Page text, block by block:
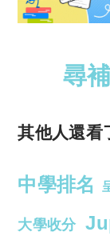
尋
其他人還
中學排名
大學收分